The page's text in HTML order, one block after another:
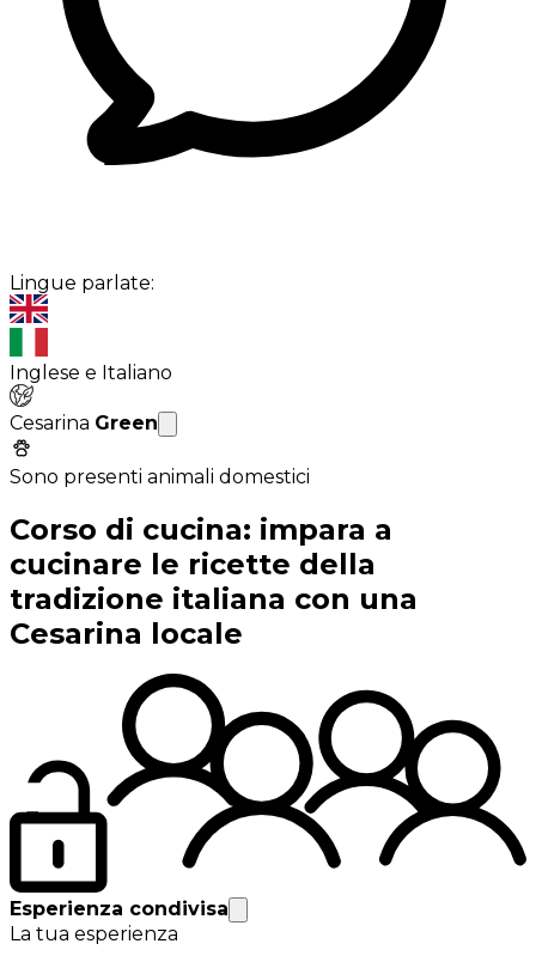
Lingue parlate:
Inglese e Italiano
Cesarina Green
Sono presenti animali domestici
Corso di cucina: impara a
cucinare le ricette della
tradizione italiana con una
Cesarina locale
Esperienza condivisa
La tua esperienza